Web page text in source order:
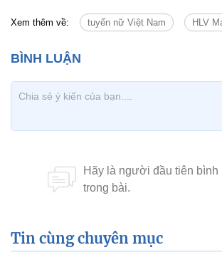
Xem thêm về: tuyển nữ Việt Nam HLV
Tin cùng chuyên mục